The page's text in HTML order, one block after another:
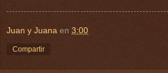
Juan y Juana en 3:00
Compartir